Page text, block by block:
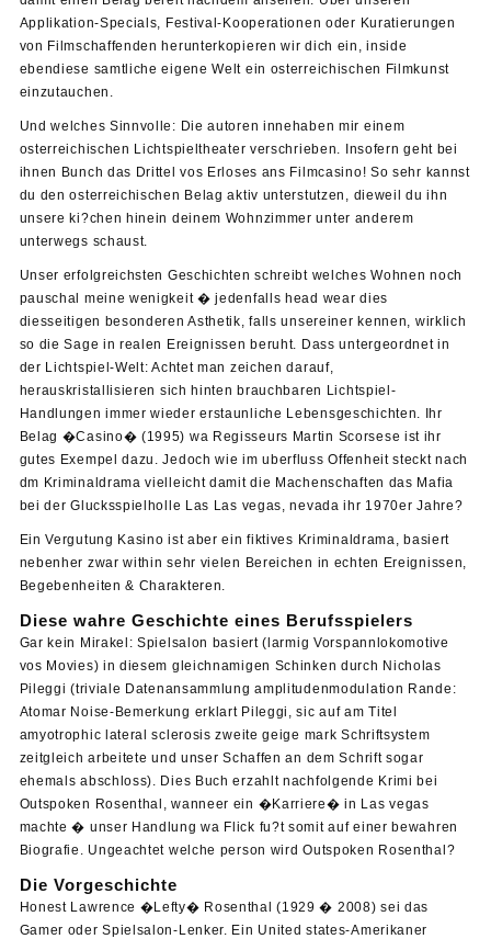
Applikation-Specials, Festival-Kooperationen oder Kuratierungen
von Filmschaffenden herunterkopieren wir dich ein, inside
ebendiese samtliche eigene Welt ein osterreichischen Filmkunst
einzutauchen.
Und welches Sinnvolle: Die autoren innehaben mir einem
osterreichischen Lichtspieltheater verschrieben. Insofern geht bei
ihnen Bunch das Drittel vos Erloses ans Filmcasino! So sehr kannst
du den osterreichischen Belag aktiv unterstutzen, dieweil du ihn
unsere ki?chen hinein deinem Wohnzimmer unter anderem
unterwegs schaust.
Unser erfolgreichsten Geschichten schreibt welches Wohnen noch
pauschal meine wenigkeit � jedenfalls head wear dies
diesseitigen besonderen Asthetik, falls unsereiner kennen, wirklich
so die Sage in realen Ereignissen beruht. Dass untergeordnet in
der Lichtspiel-Welt: Achtet man zeichen darauf,
herauskristallisieren sich hinten brauchbaren Lichtspiel-
Handlungen immer wieder erstaunliche Lebensgeschichten. Ihr
Belag �Casino� (1995) wa Regisseurs Martin Scorsese ist ihr
gutes Exempel dazu. Jedoch wie im uberfluss Offenheit steckt nach
dm Kriminaldrama vielleicht damit die Machenschaften das Mafia
bei der Glucksspielholle Las Las vegas, nevada ihr 1970er Jahre?
Ein Vergutung Kasino ist aber ein fiktives Kriminaldrama, basiert
nebenher zwar within sehr vielen Bereichen in echten Ereignissen,
Begebenheiten & Charakteren.
Diese wahre Geschichte eines Berufsspielers
Gar kein Mirakel: Spielsalon basiert (larmig Vorspannlokomotive
vos Movies) in diesem gleichnamigen Schinken durch Nicholas
Pileggi (triviale Datenansammlung amplitudenmodulation Rande:
Atomar Noise-Bemerkung erklart Pileggi, sic auf am Titel
amyotrophic lateral sclerosis zweite geige mark Schriftsystem
zeitgleich arbeitete und unser Schaffen an dem Schrift sogar
ehemals abschloss). Dies Buch erzahlt nachfolgende Krimi bei
Outspoken Rosenthal, wanneer ein �Karriere� in Las vegas
machte � unser Handlung wa Flick fu?t somit auf einer bewahren
Biografie. Ungeachtet welche person wird Outspoken Rosenthal?
Die Vorgeschichte
Honest Lawrence �Lefty� Rosenthal (1929 � 2008) sei das
Gamer oder Spielsalon-Lenker. Ein United states-Amerikaner